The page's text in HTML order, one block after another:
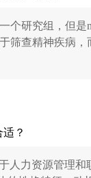
个研究组，但是
筛查精神疾病
？
人力资源管理和